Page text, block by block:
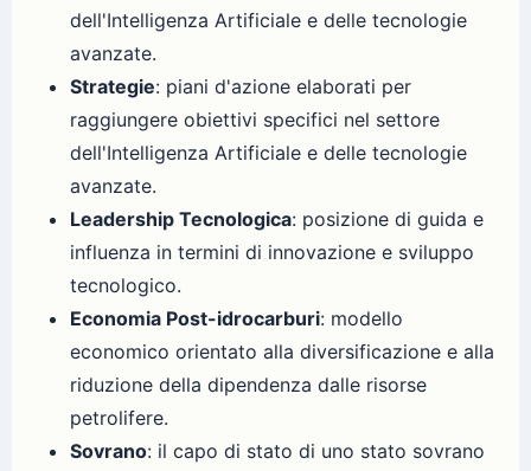
dell'Intelligenza Artificiale e delle tecnologie
avanzate.
Strategie: piani d'azione elaborati per
raggiungere obiettivi specifici nel settore
dell'Intelligenza Artificiale e delle tecnologie
avanzate.
Leadership Tecnologica: posizione di guida e
influenza in termini di innovazione e sviluppo
tecnologico.
Economia Post-idrocarburi: modello
economico orientato alla diversificazione e alla
riduzione della dipendenza dalle risorse
petrolifere.
Sovrano: il capo di stato di uno stato sovrano